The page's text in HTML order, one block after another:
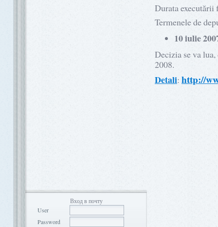
Вход в почту
User
Password
Durata executării
Termenele de
10 iulie
Decizia se va
2008.
Detali: http://